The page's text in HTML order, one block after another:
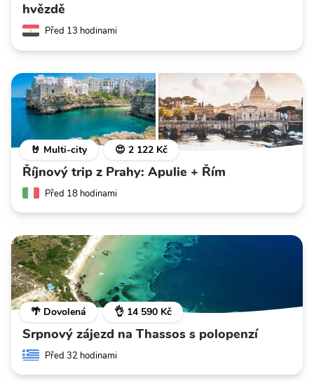
hvězdě
Před 13 hodinami
🤘 Multi-city 😍 2 122 Kč
Říjnový trip z Prahy: Apulie + Řím
Před 18 hodinami
🌴 Dovolená 👌 14 590 Kč
Srpnový zájezd na Thassos s polopenzí
Před 32 hodinami